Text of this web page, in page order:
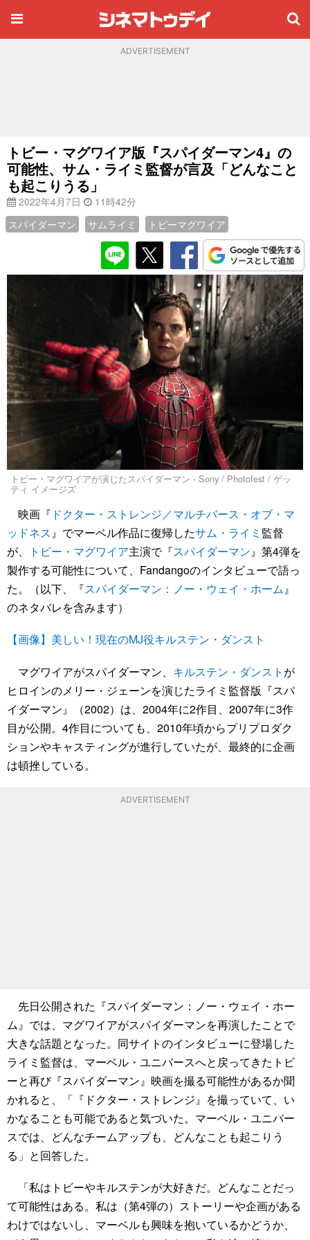
ADVERTISEMENT
トビー・マグワイア版『スパイダーマン4』の
可能性、サム・ライミ監督が言及「どんなこと
も起こりうる」
2022年4月7日
11時42分
スパイダーマン
サムライミ トビーマグワイア
トビー・マグワイアが演じたスパイダーマン - Sony / Photofest / ゲッ
ティ イメージズ
映画『 ドクター・ストレンジ／マルチバース・オブ・マ
ッドネス』でマーベル作品に復帰したサム・ライミ 監督
が、
トビー・マグワイア主演で『スパイダーマン』第4弾を
製作する可能性について、Fandangoのインタビューで語っ
た。（以下、『スパイダーマン：ノー・ウェイ・ホーム』
のネタバレを含みます）
【画像】美しい！現在のMJ役キルステン・ダンスト
マグワイアがスパイダーマン、 キルステン・ダンスト が
ヒロインのメリー・ジェーンを演じたライミ監督版『スパ
イダーマン』（2002）は、2004年に2作目、2007年に3作
目が公開。4作目についても、2010年頃からプリプロダク
ションやキャスティングが進行していたが、最終的に企画
は頓挫している。
ADVERTISEMENT
先日公開された『スパイダーマン：ノー・ウェイ・ホー
ム』では、マグワイアがスパイダーマンを再演したことで
大きな話題となった。同サイトのインタビューに登場した
ライミ監督は、マーベル・ユニバースへと戻ってきたトビ
ーと再び『スパイダーマン』映画を撮る可能性があるか聞
かれると、「『ドクター・ストレンジ』を撮っていて、い
かなることも可能であると気づいた。マーベル・ユニバー
スでは、どんなチームアップも、どんなことも起こりう
る」と回答した。
「私はトビーやキルステンが大好きだ。どんなことだっ
て可能性はある。私は（第4弾の）ストーリーや企画がある
わけではないし、マーベルも興味を抱いているかどうか、